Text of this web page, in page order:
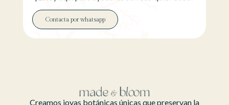
Contacta por whatsapp
Creamos joyas botánicas únicas que preservan la